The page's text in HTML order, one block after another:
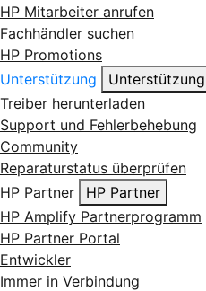
HP Mitarbeiter anrufen
Fachhändler suchen
HP Promotions
Unterstützung
Unterstützung
Treiber herunterladen
Support und Fehlerbehebung
Community
Reparaturstatus überprüfen
HP Partner
HP Partner
HP Amplify Partnerprogramm
HP Partner Portal
Entwickler
Immer in Verbindung